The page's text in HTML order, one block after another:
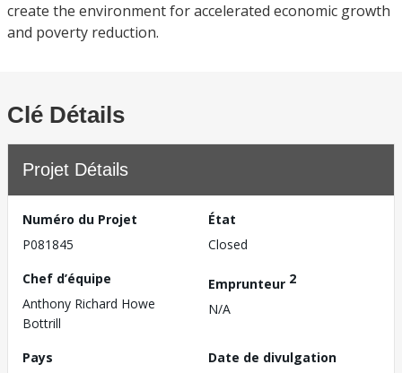
create the environment for accelerated economic growth
and poverty reduction.
Clé Détails
Projet Détails
Numéro du Projet
P081845
État
Closed
Chef d’équipe
Anthony Richard Howe
Bottrill
Emprunteur 2
N/A
Pays
Date de divulgation